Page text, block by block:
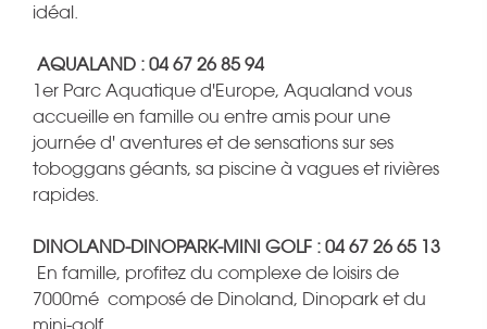
idéal.
AQUALAND : 04 67 26 85 94
1er Parc Aquatique d'Europe, Aqualand vous
accueille en famille ou entre amis pour une
journée d' aventures et de sensations sur ses
toboggans géants, sa piscine à vagues et rivières
rapides.
DINOLAND-DINOPARK-MINI GOLF : 04 67 26 65 13
En famille, profitez du complexe de loisirs de
7000mé composé de Dinoland, Dinopark et du
mini-golf.